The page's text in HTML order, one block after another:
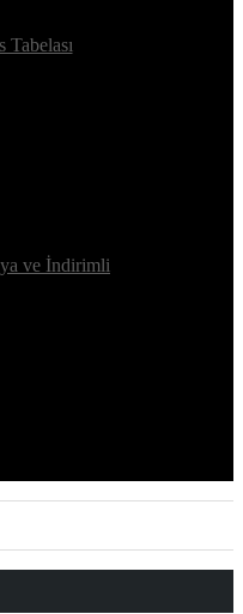
Tabelası
ve İndirimli